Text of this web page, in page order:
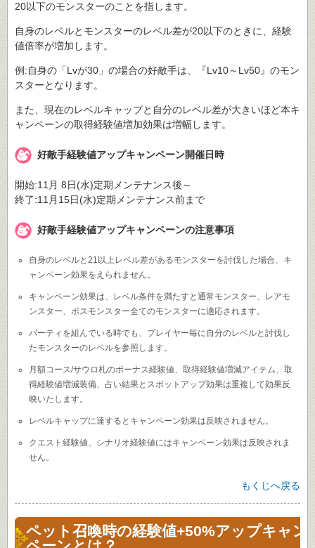
20以下のモンスターのことを指します。
自身のレベルとモンスターのレベル差が20以下のときに、経験
値倍率が増加します。
例:自身の「Lvが30」の場合の好敵手は、『Lv10～Lv50』のモン
スターとなります。
また、現在のレベルキャップと自分のレベル差が大きいほど本キ
ャンペーンの取得経験値増加効果は増幅します。
好敵手経験値アップキャンペーン開催日時
開始:11月 8日(水)定期メンテナンス後～
終了:11月15日(水)定期メンテナンス前まで
好敵手経験値アップキャンペーンの注意事項
自身のレベルと21以上レベル差があるモンスターを討伐した場合、キ
ャンペーン効果をえられません。
キャンペーン効果は、レベル条件を満たすと通常モンスター、レアモ
ンスター、ボスモンスター全てのモンスターに適応されます。
パーティを組んでいる時でも、プレイヤー毎に自分のレベルと討伐し
たモンスターのレベルを参照します。
月額コース/サウロ札のボーナス経験値、取得経験値増減アイテム、取
得経験値増減装備、占い結果とスポットアップ効果は重複して効果反
映いたします。
レベルキャップに達するとキャンペーン効果は反映されません。
クエスト経験値、シナリオ経験値にはキャンペーン効果は反映されま
せん。
もくじへ戻る
ペット召喚時の経験値+50%アップキャン